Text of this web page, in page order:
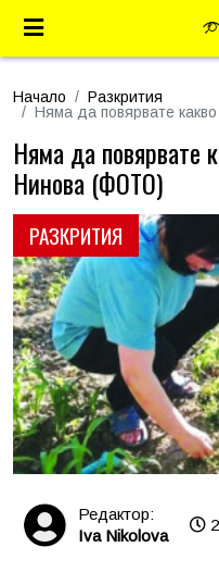
Начало
Разкрития
Няма да повярвате
РАЗКРИТИЯ
Няма да повярвате
Нинова (ФОТО)
Редактор:
Iva Nikolova